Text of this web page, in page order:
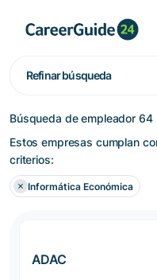
Refinar búsqueda
Búsqueda de empleador 64
Estos empresas cumplan
criterios:
Informática Económica
ADAC